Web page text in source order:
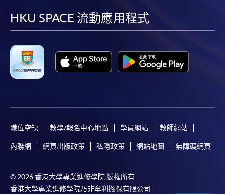
facebook
youtube
linkedin
HKU SPACE 流動應用程式
職位空缺 教學/報名中心地點 學員網站 教師網站
內聯網 網頁出版政策 私隱政策 網站地圖 無障礙網頁
© 2026 香港大學專業進修學院 版權所有
香港大學專業進修學院乃非牟利擔保有限公司